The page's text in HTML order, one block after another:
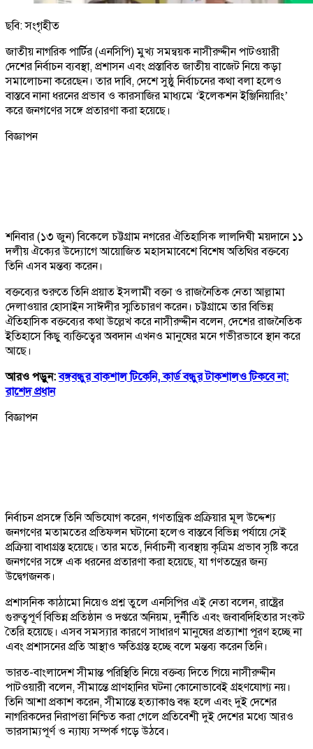
ছবি: সংগৃহীত
জাতীয় নাগরিক পার্টির (এনসিপি) মুখ্য সমন্বয়ক নাসীরুদ্দীন পাটওয়ারী
দেশের নির্বাচন ব্যবস্থা, প্রশাসন এবং প্রস্তাবিত জাতীয় বাজেট নিয়ে কড়া
সমালোচনা করেছেন। তার দাবি, দেশে সুষ্ঠু নির্বাচনের কথা বলা হলেও
বাস্তবে নানা ধরনের প্রভাব ও কারসাজির মাধ্যমে ‘ইলেকশন ইঞ্জিনিয়ারিং’
করে জনগণের সঙ্গে প্রতারণা করা হয়েছে।
বিজ্ঞাপন
শনিবার (১৩ জুন) বিকেলে চট্টগ্রাম নগরের ঐতিহাসিক লালদিঘী ময়দানে ১১
দলীয় ঐক্যের উদ্যোগে আয়োজিত মহাসমাবেশে বিশেষ অতিথির বক্তব্যে
তিনি এসব মন্তব্য করেন।
বক্তব্যের শুরুতে তিনি প্রয়াত ইসলামী বক্তা ও রাজনৈতিক নেতা আল্লামা
দেলাওয়ার হোসাইন সাঈদীর স্মৃতিচারণ করেন। চট্টগ্রামে তার বিভিন্ন
ঐতিহাসিক বক্তব্যের কথা উল্লেখ করে নাসীরুদ্দীন বলেন, দেশের রাজনৈতিক
ইতিহাসে কিছু ব্যক্তিত্বের অবদান এখনও মানুষের মনে গভীরভাবে স্থান করে
আছে।
আরও পড়ুন:বঙ্গবন্ধুর বাকশাল টিকেনি, কার্ড বন্ধুর টাকশালও টিকবে না:
রাশেদ প্রধান
বিজ্ঞাপন
নির্বাচন প্রসঙ্গে তিনি অভিযোগ করেন, গণতান্ত্রিক প্রক্রিয়ার মূল উদ্দেশ্য
জনগণের মতামতের প্রতিফলন ঘটানো হলেও বাস্তবে বিভিন্ন পর্যায়ে সেই
প্রক্রিয়া বাধাগ্রস্ত হয়েছে। তার মতে, নির্বাচনী ব্যবস্থায় কৃত্রিম প্রভাব সৃষ্টি করে
জনগণের সঙ্গে এক ধরনের প্রতারণা করা হয়েছে, যা গণতন্ত্রের জন্য
উদ্বেগজনক।
প্রশাসনিক কাঠামো নিয়েও প্রশ্ন তুলে এনসিপির এই নেতা বলেন, রাষ্ট্রের
গুরুত্বপূর্ণ বিভিন্ন প্রতিষ্ঠান ও দপ্তরে অনিয়ম, দুর্নীতি এবং জবাবদিহিতার সংকট
তৈরি হয়েছে। এসব সমস্যার কারণে সাধারণ মানুষের প্রত্যাশা পূরণ হচ্ছে না
এবং প্রশাসনের প্রতি আস্থাও ক্ষতিগ্রস্ত হচ্ছে বলে মন্তব্য করেন তিনি।
ভারত-বাংলাদেশ সীমান্ত পরিস্থিতি নিয়ে বক্তব্য দিতে গিয়ে নাসীরুদ্দীন
পাটওয়ারী বলেন, সীমান্তে প্রাণহানির ঘটনা কোনোভাবেই গ্রহণযোগ্য নয়।
তিনি আশা প্রকাশ করেন, সীমান্তে হত্যাকাণ্ড বন্ধ হলে এবং দুই দেশের
নাগরিকদের নিরাপত্তা নিশ্চিত করা গেলে প্রতিবেশী দুই দেশের মধ্যে আরও
ভারসাম্যপূর্ণ ও ন্যায্য সম্পর্ক গড়ে উঠবে।